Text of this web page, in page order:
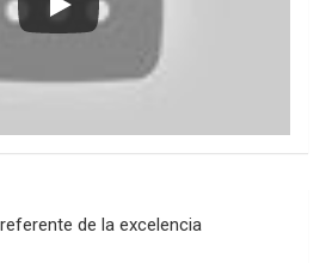
de la excelencia